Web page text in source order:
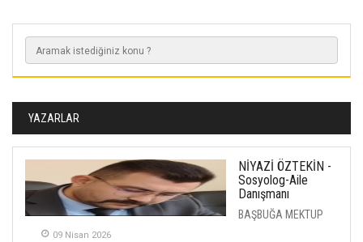
YAZARLAR
NİYAZİ ÖZTEKİN -
Sosyolog-Aile
Danışmanı
BAŞBUĞA MEKTUP
09 Nisan 2026